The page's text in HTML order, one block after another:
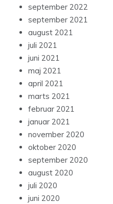
september 2022
september 2021
august 2021
juli 2021
juni 2021
maj 2021
april 2021
marts 2021
februar 2021
januar 2021
november 2020
oktober 2020
september 2020
august 2020
juli 2020
juni 2020